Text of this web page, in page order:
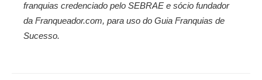
franquias credenciado pelo SEBRAE e sócio fundador
da Franqueador.com, para uso do Guia Franquias de
Sucesso.